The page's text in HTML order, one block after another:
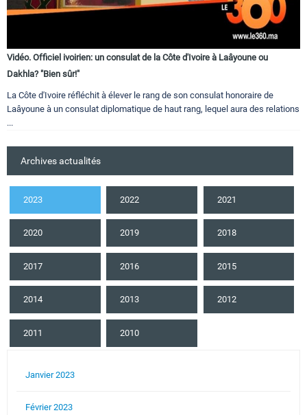
Vidéo. Officiel ivoirien: un consulat de la Côte d'Ivoire à Laâyoune ou
Dakhla? "Bien sûr!"
La Côte d'Ivoire réfléchit à élever le rang de son consulat honoraire de
Laâyoune à un consulat diplomatique de haut rang, lequel aura des relations
...
Archives actualités
2023 2022 2021
2020 2019 2018
2017 2016 2015
2014 2013 2012
2011 2010
Janvier 2023
Février 2023